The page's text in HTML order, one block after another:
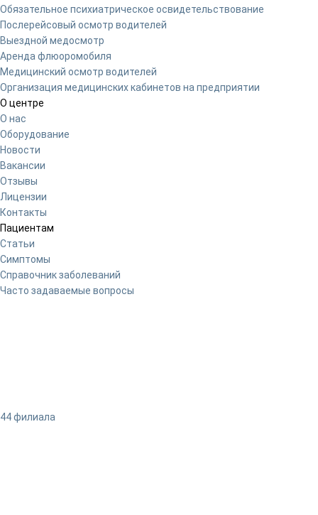
Обязательное психиатрическое освидетельствование
Послерейсовый осмотр водителей
Выездной медосмотр
Аренда флюоромобиля
Медицинский осмотр водителей
Организация медицинских кабинетов на предприятии
О центре
О нас
Оборудование
Новости
Вакансии
Отзывы
Лицензии
Контакты
Пациентам
Статьи
Симптомы
Справочник заболеваний
Часто задаваемые вопросы
44 филиала